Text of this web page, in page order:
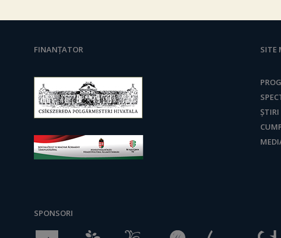
FINANȚATOR SITE
ȘTIRI
SPONSORI